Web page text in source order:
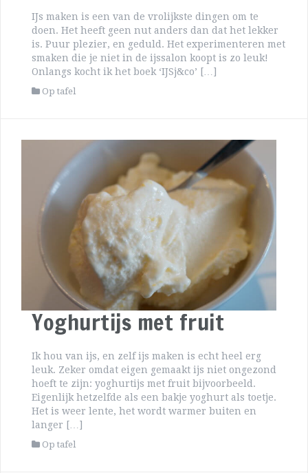
IJs maken is een van de vrolijkste dingen om te
doen. Het heeft geen nut anders dan dat het lekker
is. Puur plezier, en geduld. Het experimenteren met
smaken die je niet in de ijssalon koopt is zo leuk!
Onlangs kocht ik het boek ‘IJSj&co’ […]
Op tafel
Yoghurtijs met fruit
Ik hou van ijs, en zelf ijs maken is echt heel erg
leuk. Zeker omdat eigen gemaakt ijs niet ongezond
hoeft te zijn: yoghurtijs met fruit bijvoorbeeld.
Eigenlijk hetzelfde als een bakje yoghurt als toetje.
Het is weer lente, het wordt warmer buiten en
langer […]
Op tafel